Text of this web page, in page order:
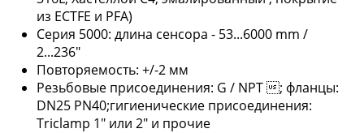
из ECTFE и PFA)
Серия 5000: длина сенсора - 53...6000 mm /
2...236"
Повторяемость: +/-2 мм
Резьбовые присоединения: G / NPT ; фланцы:
DN25 PN40;гигиенические присоединения:
Triclamp 1" или 2" и прочие